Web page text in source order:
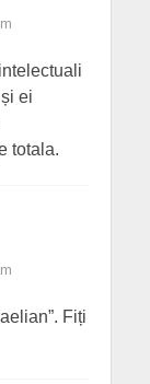
ei
totala.
Fiți